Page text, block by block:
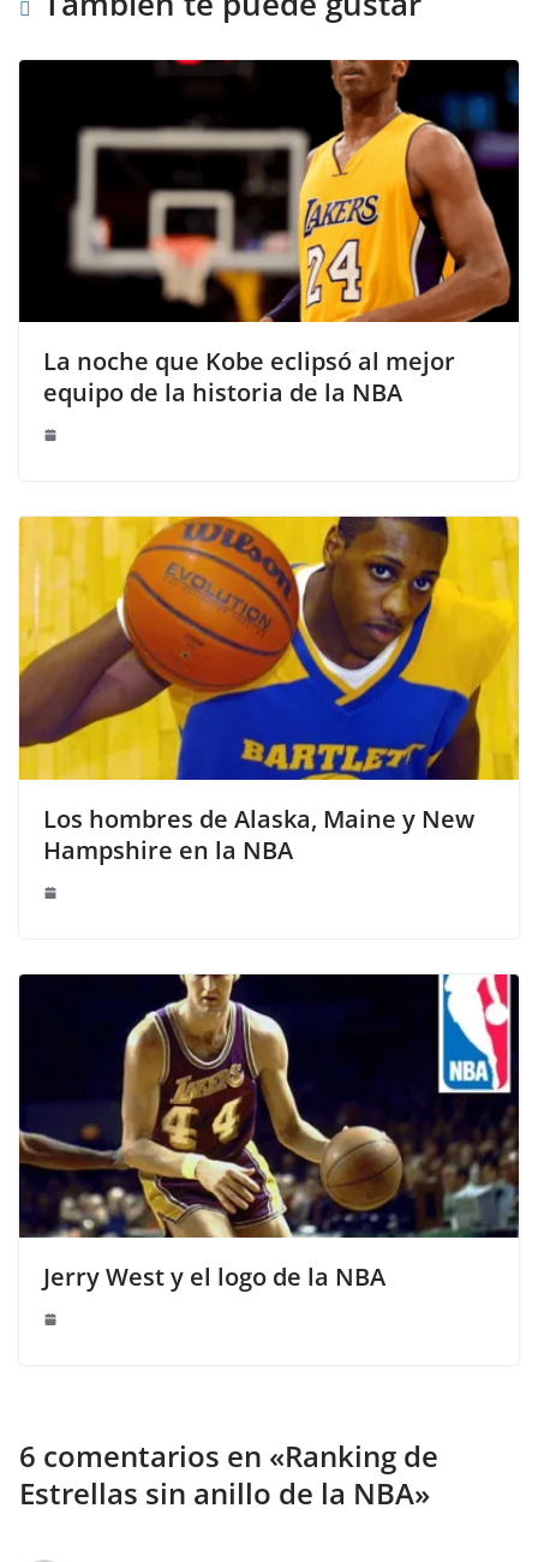
La noche que Kobe eclipsó al mejor
equipo de la historia de la NBA
Los hombres de Alaska, Maine y New
Hampshire en la NBA
Jerry West y el logo de la NBA
6 comentarios en «Ranking de
Estrellas sin anillo de la NBA»